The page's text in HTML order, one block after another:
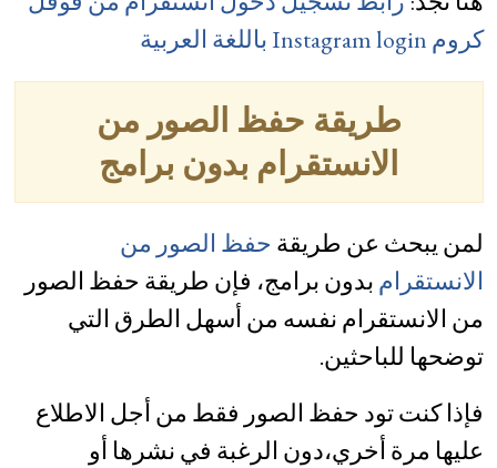
كروم Instagram login باللغة العربية
طريقة حفظ الصور من
الانستقرام بدون برامج
لمن يبحث عن طريقةحفظ الصور من
الانستقرامبدون برامج، فإن طريقة حفظ الصور
من الانستقرام نفسه من أسهل الطرق التي
توضحها للباحثين.
فإذا كنت تود حفظ الصور فقط من أجل الاطلاع
عليها مرة أخري،دون الرغبة في نشرها أو